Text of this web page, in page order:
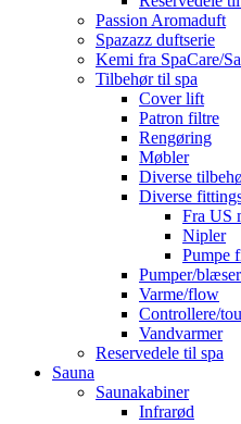
Passion Aromaduft
Spazazz duftserie
Kemi fra SpaCare/
Tilbehør til spa
Cover lift
Patron filtre
Rengøring
Møbler
Diverse
Diverse
Fra US
Nipler
Pumpe
Pumper/
Varme/flow
Controllere/
Vandvarmer
Reservedele til spa
Sauna
Saunakabiner
Infrarød